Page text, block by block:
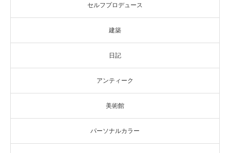
セルフプロデュース
建築
日記
アンティーク
美術館
パーソナルカラー